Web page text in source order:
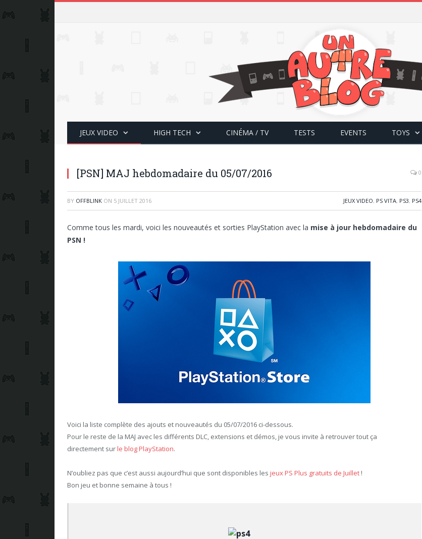
JEUX VIDEO HIGH TECH CINÉMA / TV TESTS EVENTS TOYS
[PSN] MAJ hebdomadaire du 05/07/2016 0
BY OFFBLINK ON 5 JUILLET 2016 JEUX VIDEO, PS VITA, PS3, PS4
Comme tous les mardi, voici les nouveautés et sorties PlayStation avec la mise à jour hebdomadaire du
PSN !
Voici la liste complète des ajouts et nouveautés du 05/07/2016 ci-dessous.
Pour le reste de la MAJ avec les différents DLC, extensions et démos, je vous invite à retrouver tout ça
directement surle blog PlayStation.
N’oubliez pas que c’est aussi aujourd’hui que sont disponibles les jeux PS Plus gratuits de Juillet !
Bon jeu et bonne semaine à tous !